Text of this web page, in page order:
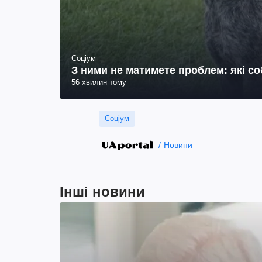
Соціум
З ними не матимете проблем: які
56 хвилин тому
Соціум
Новини
Інші новини